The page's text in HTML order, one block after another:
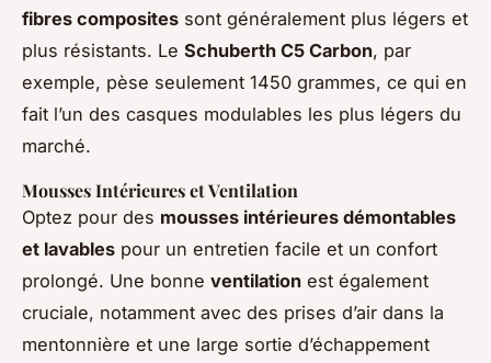
fibres composites sont généralement plus légers et
plus résistants. Le Schuberth C5 Carbon, par
exemple, pèse seulement 1450 grammes, ce qui en
fait l’un des casques modulables les plus légers du
marché.
Mousses Intérieures et Ventilation
Optez pour des mousses intérieures démontables
et lavables pour un entretien facile et un confort
prolongé. Une bonne ventilation est également
cruciale, notamment avec des prises d’air dans la
mentonnière et une large sortie d’échappement